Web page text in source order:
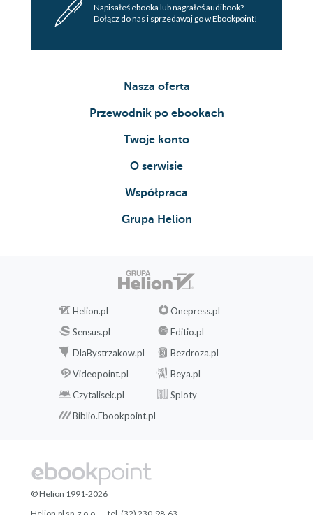
Napisałeś ebooka lub nagrałeś audibook?
Dołącz do nas i sprzedawaj go w Ebookpoint!
Nasza oferta
Przewodnik po ebookach
Twoje konto
O serwisie
Współpraca
Grupa Helion
Helion.pl
Onepress.pl
Sensus.pl
Editio.pl
DlaBystrzakow.pl
Bezdroza.pl
Videopoint.pl
Beya.pl
Czytalisek.pl
Sploty
Biblio.Ebookpoint.pl
© Helion 1991-2026